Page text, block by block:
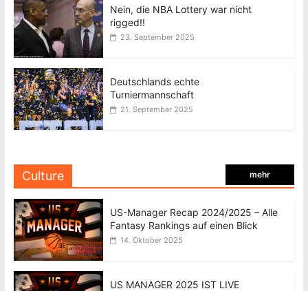
Nein, die NBA Lottery war nicht
rigged!!
23. September 2025
Deutschlands echte
Turniermannschaft
21. September 2025
Culture mehr
US-Manager Recap 2024/2025 – Alle
Fantasy Rankings auf einen Blick
14. Oktober 2025
US MANAGER 2025 IST LIVE